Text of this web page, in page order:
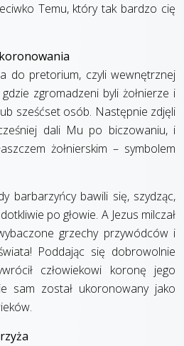
Temu, który tak bardzo cię
do pretorium, czyli wewnętrznej
zgromadzeni byli żołnierze i
sześćset osób. Następnie zdjęli
dali Mu po biczowaniu, i
żołnierskim – symbolem
barbarzyńcy bawili się, szydząc,
po głowie. A Jezus milczał
grzechy przywódców i
Poddając się dobrowolnie
człowiekowi koronę jego
sam został ukoronowany jako